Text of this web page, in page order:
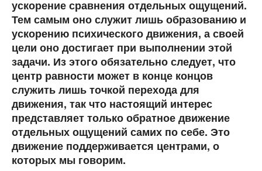
ускорение сравнения отдельных ощущений.
Тем самым оно служит лишь образованию и
ускорению психического движения, а своей
цели оно достигает при выполнении этой
задачи. Из этого обязательно следует, что
центр равности может в конце концов
служить лишь точкой перехода для
движения, так что настоящий интерес
представляет только обратное движение
отдельных ощущений самих по себе. Это
движение поддерживается центрами, о
которых мы говорим.